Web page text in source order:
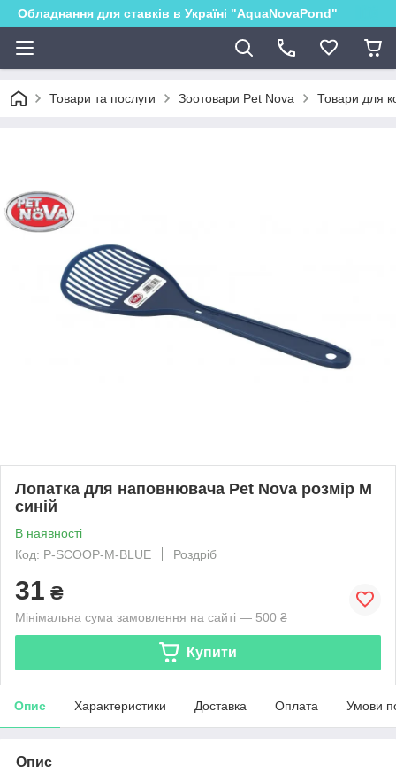
Обладнання для ставків в Україні "AquaNovaPond"
Товари та послуги Зоотовари Pet Nova Товари для
Лопатка для наповнювача Pet Nova розмір М
синій
В наявності
Код: P-SCOOP-M-BLUE
Роздріб
31 ₴
Мінімальна сума замовлення на сайті — 500 ₴
Купити
Опис Характеристики Доставка Оплата Умови
Опис